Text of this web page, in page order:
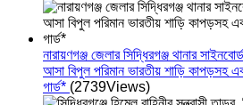
নারায়ণগঞ্জ জেলার সিদ্ধিরগঞ্জ থানার
আসা বিপুল পরিমান ভারতীয় শাড়ি
গার্ড* (2739Views)